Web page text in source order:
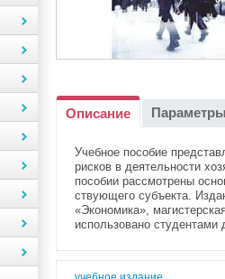
Описание
Учебное пособие
рисков в деятельности
пособии рассмотрены
ствующего субъекта.
«Экономика»,
использовано